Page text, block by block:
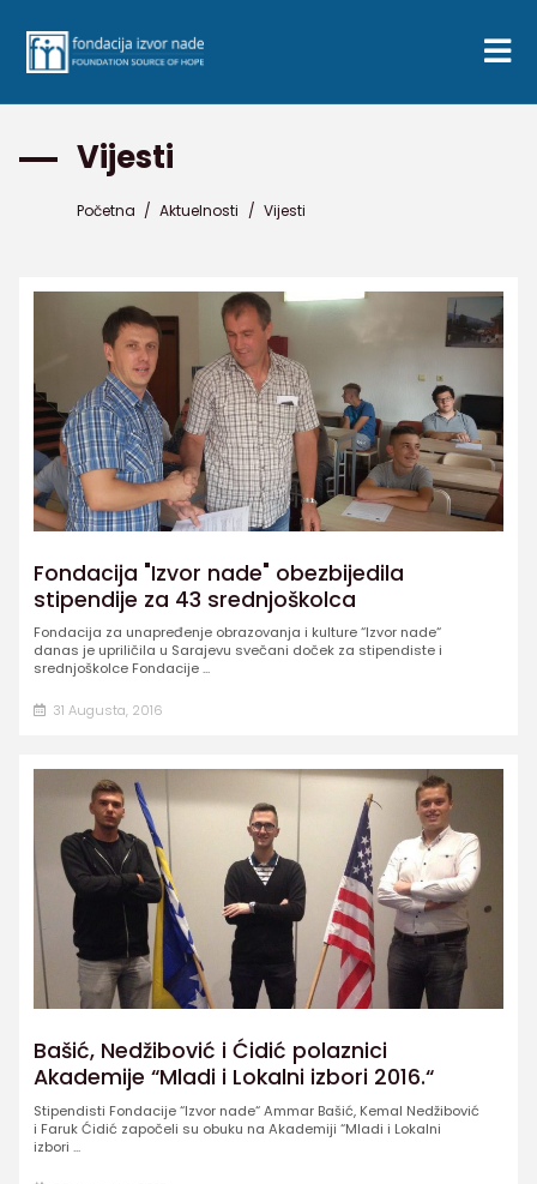
Vijesti
Početna / Aktuelnosti / Vijesti
Fondacija "Izvor nade" obezbijedila
stipendije za 43 srednjoškolca
Fondacija za unapređenje obrazovanja i kulture “Izvor nade“
danas je upriličila u Sarajevu svečani doček za stipendiste i
srednjoškolce Fondacije ...
31 Augusta, 2016
Bašić, Nedžibović i Ćidić polaznici
Akademije “Mladi i Lokalni izbori 2016.“
Stipendisti Fondacije “Izvor nade“ Ammar Bašić, Kemal Nedžibović
i Faruk Ćidić započeli su obuku na Akademiji “Mladi i Lokalni
izbori ...